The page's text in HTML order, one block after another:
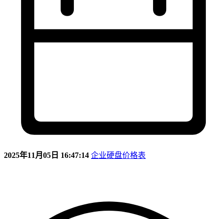
2025年11月05日 16:47:14 企业硬盘价格表